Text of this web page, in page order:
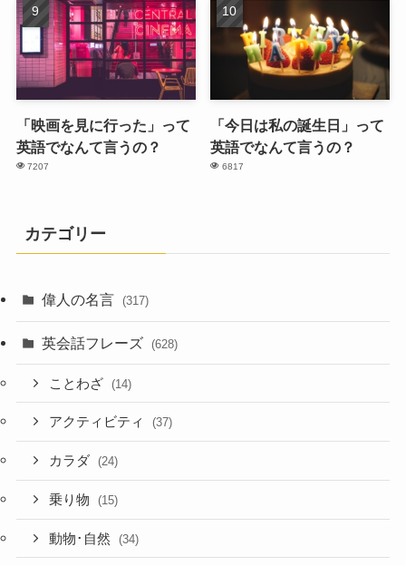
「映画を見に行った」って
英語でなんて言うの？
7207
「今日は私の誕生日」って
英語でなんて言うの？
6817
カテゴリー
偉人の名言 (317)
英会話フレーズ (628)
ことわざ (14)
アクティビティ (37)
カラダ (24)
乗り物 (15)
動物･自然 (34)